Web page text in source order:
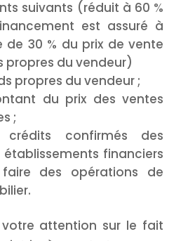
suivants (réduit à 60 %
est assuré à
de 30 % du prix de vente
propres du vendeur)
propres du vendeur ;
du prix des ventes
;
confirmés des
financiers
des opérations de
attention sur le fait